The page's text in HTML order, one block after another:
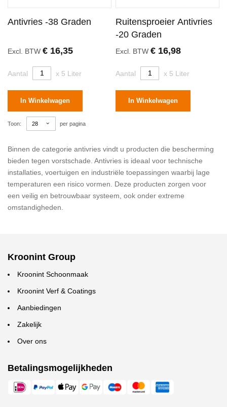
Antivries -38 Graden
Excl. BTW € 16,35
Aantal x 5 Liter
In Winkelwagen
Ruitensproeier Antivries
-20 Graden
Excl. BTW€ 16,98
Aantal x 5 Liter
In Winkelwagen
Toon per pagina
Binnen de categorie antivries vindt u producten die bescherming
bieden tegen vorstschade. Antivries is ideaal voor technische
installaties, voertuigen en industriële toepassingen waarbij lage
temperaturen een risico vormen. Deze producten zorgen voor
een veilig en betrouwbaar systeem, ook onder extreme
omstandigheden.
Kroonint Group
Kroonint Schoonmaak
Kroonint Verf & Coatings
Aanbiedingen
Zakelijk
Over ons
Betalingsmogelijkheden